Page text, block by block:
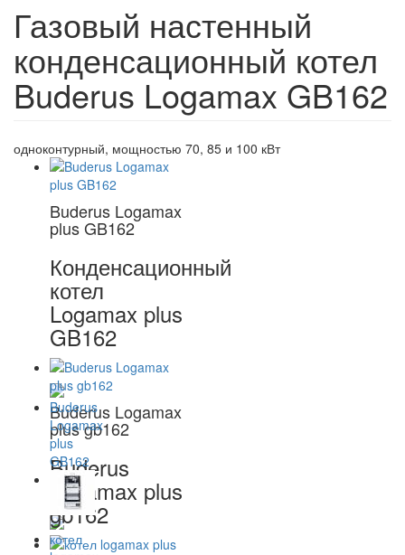
Газовый настенный
конденсационный котел
Buderus Logamax GB162
одноконтурный, мощностью 70, 85 и 100 кВт
Buderus Logamax
plus GB162
Конденсационный
котел
Logamax plus
GB162
Buderus Logamax
plus gb162
Buderus
Logamax plus
gb162